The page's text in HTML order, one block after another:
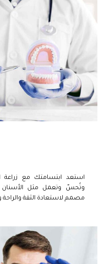
استعد ابتسامتك مع زراعة
وتُحسّ وتعمل مثل الأسنان
مصمم لاستعادة الثقة والراحة